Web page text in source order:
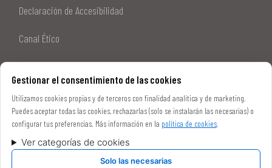
Declaración de Accesibilidad
Canal Ético
Sitemap
Gestionar el consentimiento de las cookies
Utilizamos cookies propias y de terceros con finalidad analítica y de marketing.
Puedes aceptar todas las cookies, rechazarlas (solo se instalarán las necesarias) o
configurar tus preferencias. Más información en la política de cookies
Ver categorías de cookies
Solo las necesarias